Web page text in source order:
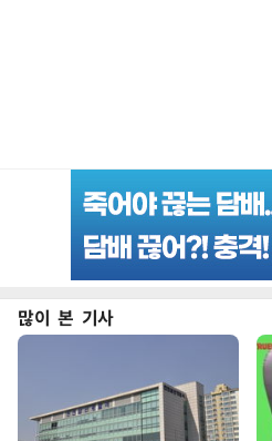
많이 본 기사